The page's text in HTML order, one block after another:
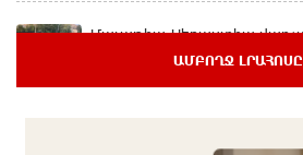
Մալաթիա-Սեբաստիա
արմատից փտած հերթական
Իրանը և Օմանը
ԱՄԲՈՂՋ